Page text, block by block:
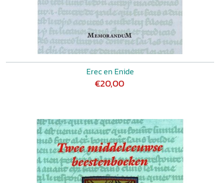
Erec en Enide
€20,00